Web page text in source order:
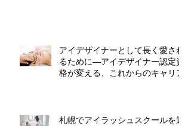
アイデザイナーとして長く愛され
るために―アイデザイナー認定資
格が変える、これからのキャリア
札幌でアイラッシュスクールを選